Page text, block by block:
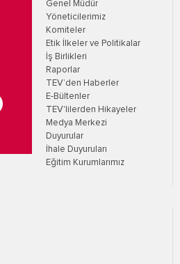
Genel Müdür
Yöneticilerimiz
Komiteler
Etik İlkeler ve Politikalar
İş Birlikleri
Raporlar
TEV’den Haberler
E-Bültenler
TEV'lilerden Hikayeler
Medya Merkezi
Duyurular
İhale Duyuruları
Eğitim Kurumlarımız